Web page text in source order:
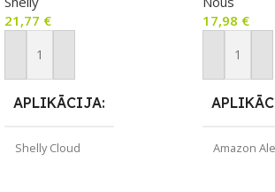
21,77 €
Pievienot Grozam
APLIKĀCIJA
Shelly Cloud
saderīga
17,98 €
Pievienot
Amazon